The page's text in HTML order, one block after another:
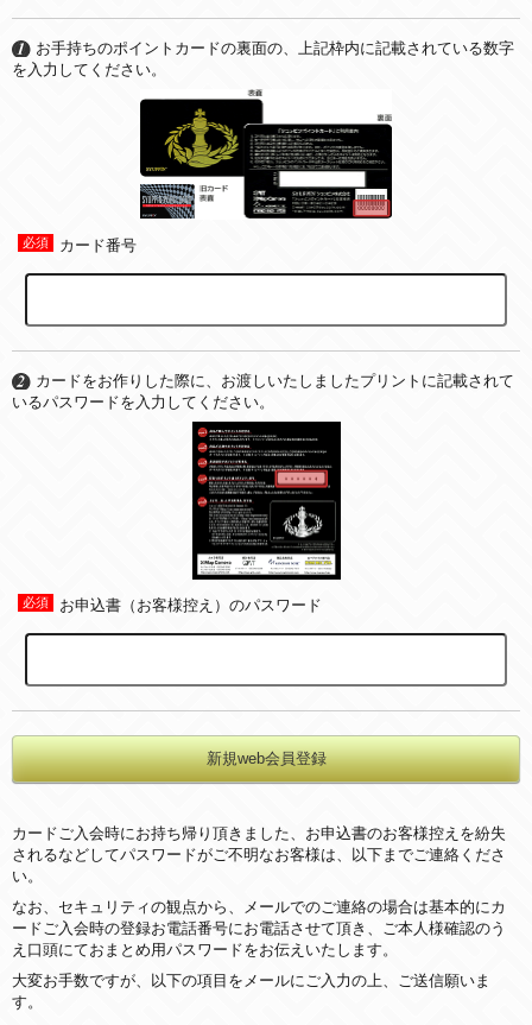
お手持ちのポイントカードの裏面の、上記枠内に記載されている数字
を入力してください。
カード番号
カードをお作りした際に、お渡しいたしましたプリントに記載されて
いるパスワードを入力してください。
お申込書（お客様控え）のパスワード
カードご入会時にお持ち帰り頂きました、お申込書のお客様控えを紛失
されるなどしてパスワードがご不明なお客様は、以下までご連絡くださ
い。
なお、セキュリティの観点から、メールでのご連絡の場合は基本的にカ
ードご入会時の登録お電話番号にお電話させて頂き、ご本人様確認のう
え口頭にておまとめ用パスワードをお伝えいたします。
大変お手数ですが、以下の項目をメールにご入力の上、ご送信願いま
す。